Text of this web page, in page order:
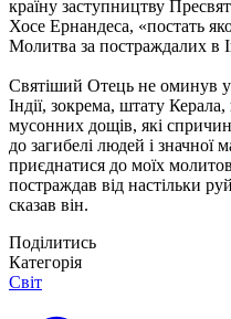
країну заступництву
Хосе Ернандеса, «постать
Молитва за постраждалих в
Святіший Отець не оминув
Індії, зокрема, штату
мусонних дощів, які
до загибелі людей і значної
приєднатися до моїх
постраждав від настільки
сказав він.
Поділитись
Категорія
Світ